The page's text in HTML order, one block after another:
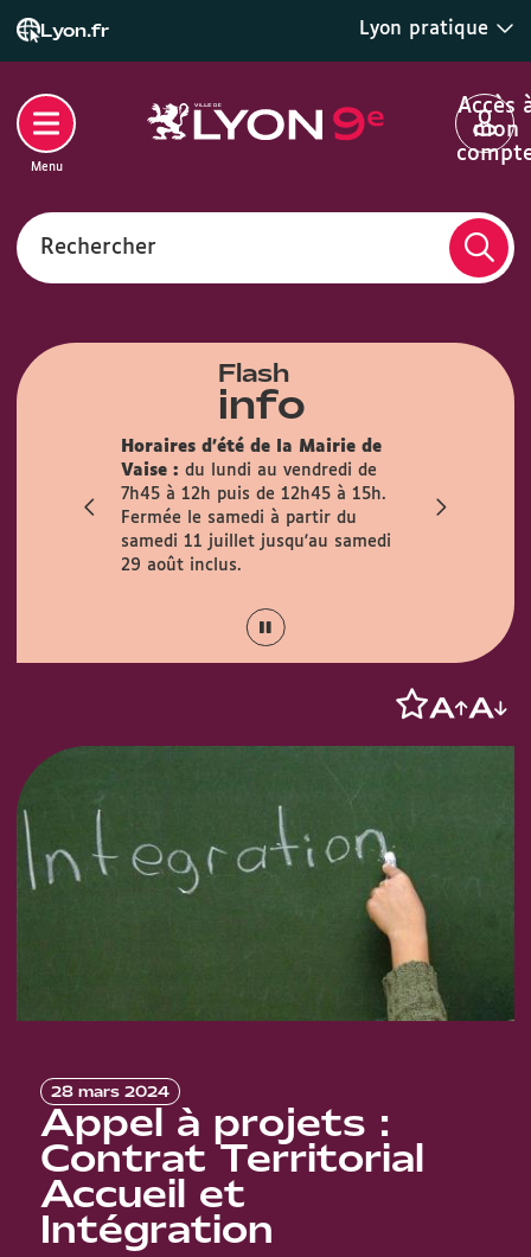
Lyon.fr Lyon pratique
Rechercher
Accès
mon
Menu
Flash
info
12h45 à 15h.
samedi
Info travaux :
En raison de
travaux prévus à la Montée de
l’Observance, la rue sera fermée à
la circulation du 6 juillet au 15
août.
28 mars 2024
Appel à projets :
Contrat Territorial
Accueil et
Intégration